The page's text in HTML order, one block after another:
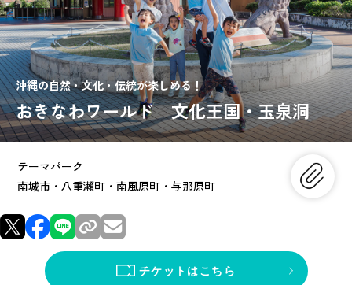
沖縄の自然・文化・伝統が楽しめる！
おきなわワールド 文化王国・玉泉洞
テーマパーク
南城市・八重瀨町・南風原町・与那原町
チケットはこちら